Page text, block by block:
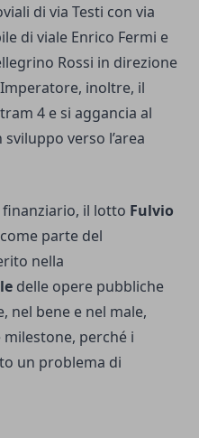
di via Testi con via
di viale Enrico Fermi e
Rossi in direzione
inoltre, il
4 e si aggancia al
verso l’area
il lotto Fulvio
parte del
nella
delle opere pubbliche
nel bene e nel male,
perché i
un problema di